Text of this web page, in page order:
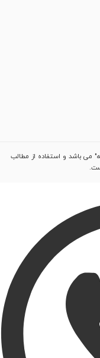
می باشد و استفاده از مطالب